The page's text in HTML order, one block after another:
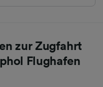
zur Zugfahrt
Flughafen